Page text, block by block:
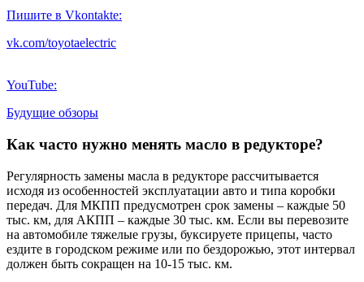
Пишите в Vkontakte:
vk.com/toyotaelectric
YouTube:
Будущие обзоры
Как часто нужно менять масло в редукторе?
Регулярность замены масла в редукторе рассчитывается
исходя из особенностей эксплуатации авто и типа коробки
передач. Для МКПП предусмотрен срок замены – каждые 50
тыс. км, для АКПП – каждые 30 тыс. км. Если вы перевозите
на автомобиле тяжелые грузы, буксируете прицепы, часто
ездите в городском режиме или по бездорожью, этот интервал
должен быть сокращен на 10-15 тыс. км.